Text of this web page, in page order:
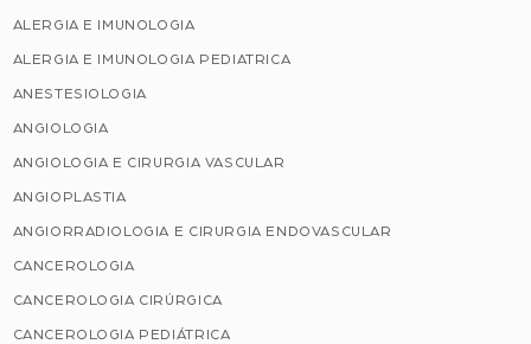
ALERGIA E IMUNOLOGIA
ALERGIA E IMUNOLOGIA PEDIATRICA
ANESTESIOLOGIA
ANGIOLOGIA
ANGIOLOGIA E CIRURGIA VASCULAR
ANGIOPLASTIA
ANGIORRADIOLOGIA E CIRURGIA ENDOVASCULAR
CANCEROLOGIA
CANCEROLOGIA CIRÚRGICA
CANCEROLOGIA PEDIÁTRICA